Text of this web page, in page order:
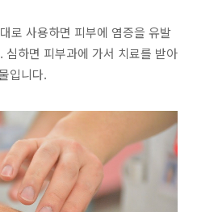
로 사용하면 피부에 염증을 유발
심하면 피부과에 가서 치료를 받아
입니다.